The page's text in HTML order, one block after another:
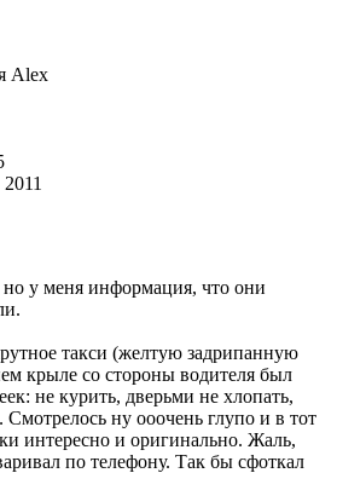
у меня информация, что они
такси (желтую задрипанную
крыле со стороны водителя был
не курить, дверьми не хлопать,
Смотрелось ну ооочень глупо и в тот
интересно и оригинально. Жаль,
по телефону. Так бы сфоткал